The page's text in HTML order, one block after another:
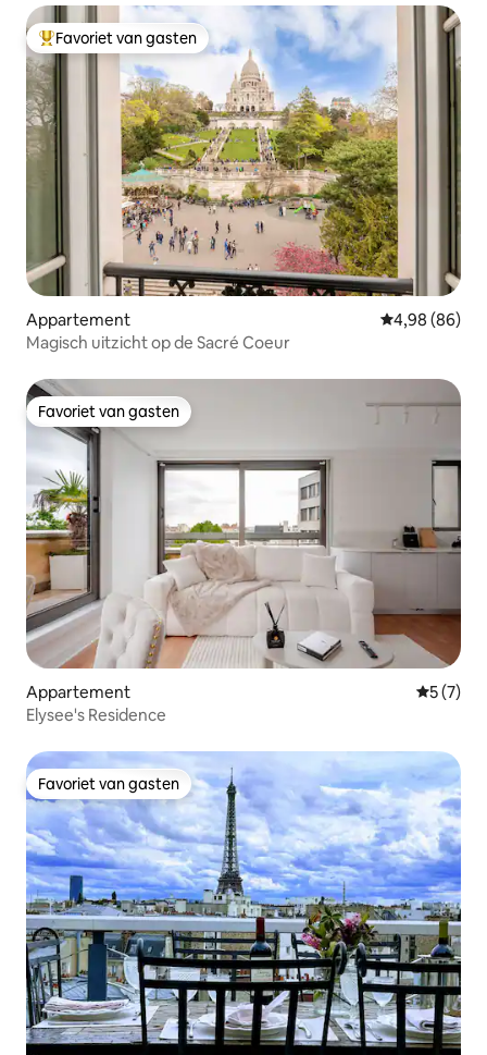
Topfavoriet van gasten
Favoriet van gasten
Appartement Gemiddelde
4,98 (86)
Magisch uitzicht op de Sacré Coeur
Favoriet van gasten
Favoriet van gasten
Appartement
5 (7)
Elysee's Residence
Favoriet van gasten
Favoriet van gasten